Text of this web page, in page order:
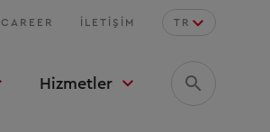
CAREER İLETIŞIM TR
Hizmetler